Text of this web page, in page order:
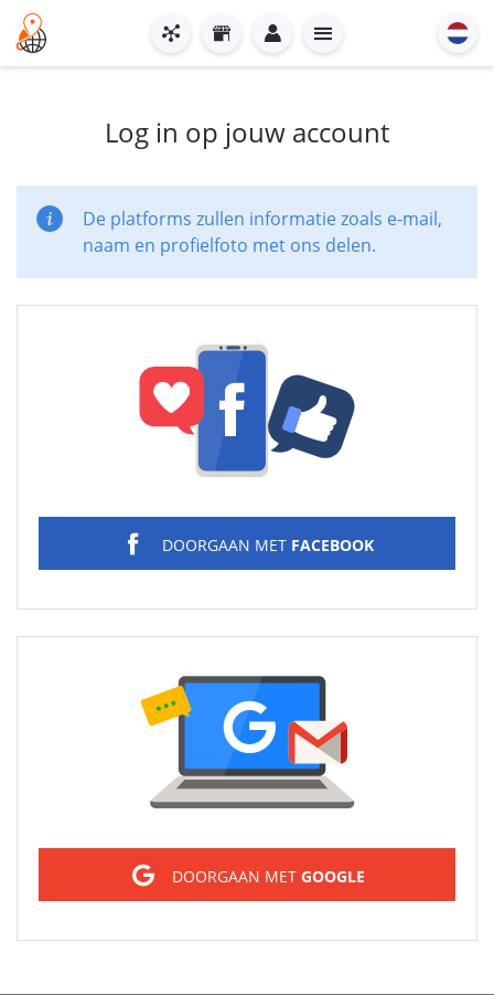
Log in op jouw account
De platforms zullen informatie zoals e-mail,
naam en profielfoto met ons delen.
DOORGAAN MET FACEBOOK
DOORGAAN MET GOOGLE